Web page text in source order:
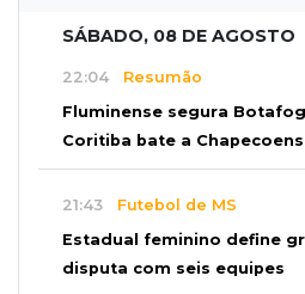
SÁBADO, 08 DE AGOSTO
22:04 Resumão
Fluminense segura
Coritiba bate a
21:43 Futebol de MS
Estadual feminino define
disputa com seis equipes